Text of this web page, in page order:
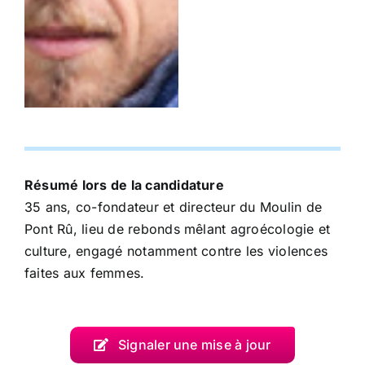
Résumé lors de la candidature
35 ans, co-fondateur et directeur du Moulin de
Pont Rû, lieu de rebonds mêlant agroécologie et
culture, engagé notamment contre les violences
faites aux femmes.
Signaler une mise à jour